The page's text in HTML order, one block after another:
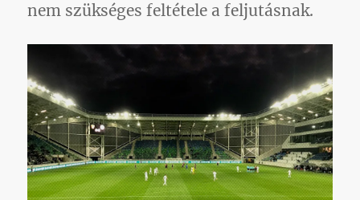
nem szükséges feltétele a feljutásnak.